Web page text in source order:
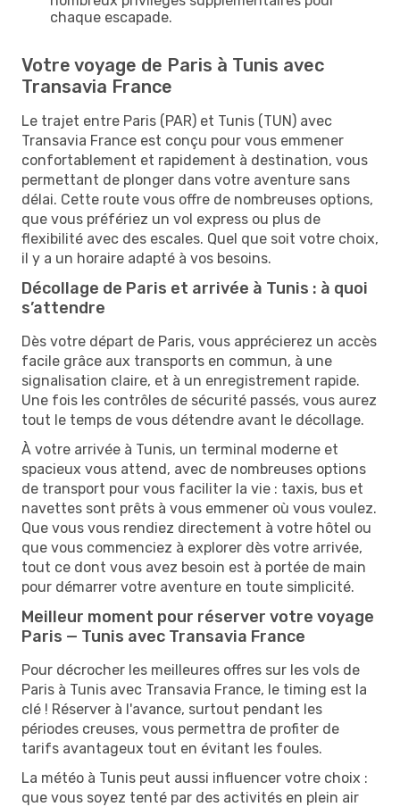
chaque escapade.
Votre voyage de Paris à Tunis avec
Transavia France
Le trajet entre Paris (PAR) et Tunis (TUN) avec
Transavia France est conçu pour vous emmener
confortablement et rapidement à destination, vous
permettant de plonger dans votre aventure sans
délai. Cette route vous offre de nombreuses options,
que vous préfériez un vol express ou plus de
flexibilité avec des escales. Quel que soit votre choix,
il y a un horaire adapté à vos besoins.
Décollage de Paris et arrivée à Tunis : à quoi
s’attendre
Dès votre départ de Paris, vous apprécierez un accès
facile grâce aux transports en commun, à une
signalisation claire, et à un enregistrement rapide.
Une fois les contrôles de sécurité passés, vous aurez
tout le temps de vous détendre avant le décollage.
À votre arrivée à Tunis, un terminal moderne et
spacieux vous attend, avec de nombreuses options
de transport pour vous faciliter la vie : taxis, bus et
navettes sont prêts à vous emmener où vous voulez.
Que vous vous rendiez directement à votre hôtel ou
que vous commenciez à explorer dès votre arrivée,
tout ce dont vous avez besoin est à portée de main
pour démarrer votre aventure en toute simplicité.
Meilleur moment pour réserver votre voyage
Paris — Tunis avec Transavia France
Pour décrocher les meilleures offres sur les vols de
Paris à Tunis avec Transavia France, le timing est la
clé ! Réserver à l'avance, surtout pendant les
périodes creuses, vous permettra de profiter de
tarifs avantageux tout en évitant les foules.
La météo à Tunis peut aussi influencer votre choix :
que vous soyez tenté par des activités en plein air